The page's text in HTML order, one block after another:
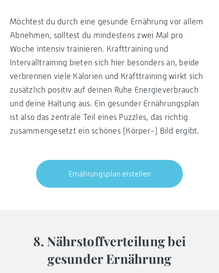
Möchtest du durch eine gesunde Ernährung vor allem
Abnehmen, solltest du mindestens zwei Mal pro
Woche intensiv trainieren. Krafttraining und
Intervalltraining bieten sich hier besonders an, beide
verbrennen viele Kalorien und Krafttraining wirkt sich
zusätzlich positiv auf deinen Ruhe Energieverbrauch
und deine Haltung aus. Ein gesunder Ernährungsplan
ist also das zentrale Teil eines Puzzles, das richtig
zusammengesetzt ein schönes (Körper-) Bild ergibt.
Ernährungsplan erstellen
8. Nährstoffverteilung bei
gesunder Ernährung